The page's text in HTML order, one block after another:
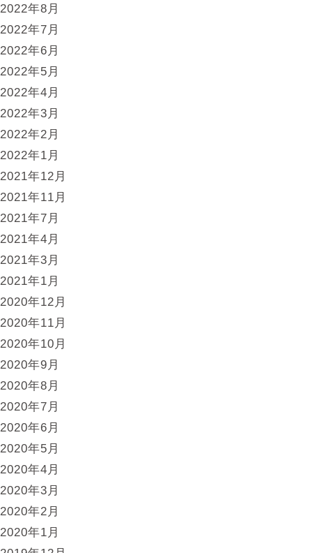
2022年8月
2022年7月
2022年6月
2022年5月
2022年4月
2022年3月
2022年2月
2022年1月
2021年12月
2021年11月
2021年7月
2021年4月
2021年3月
2021年1月
2020年12月
2020年11月
2020年10月
2020年9月
2020年8月
2020年7月
2020年6月
2020年5月
2020年4月
2020年3月
2020年2月
2020年1月